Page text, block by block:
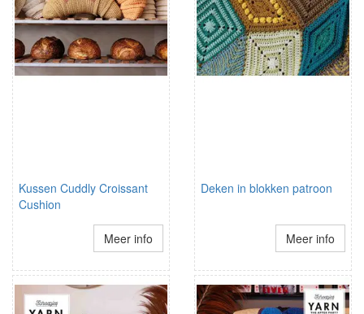
Kussen Cuddly Croissant
Cushion
Meer info
Deken in blokken patroon
Meer info